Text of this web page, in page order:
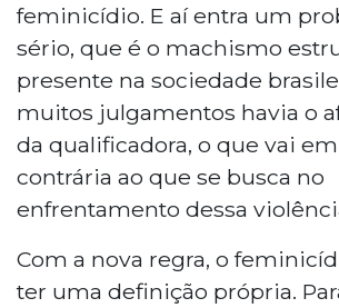
feminicídio. E aí entra um
sério, que é o machismo
presente na sociedade
muitos julgamentos havia o
da qualificadora, o que vai
contrária ao que se busca no
enfrentamento dessa
Com a nova regra, o
ter uma definição própria.